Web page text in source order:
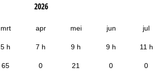
2026
mrt apr mei jun jul
5 h 7 h 9 h 9 h 11 h
65 0 21 0 0